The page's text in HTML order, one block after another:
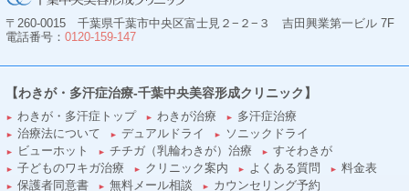
〒260-0015 千葉県千葉市中央区富士見２−２−３ 吉田興業第一ビル 7F
電話番号： 0120-159-147
【わきが・多汗症治療-千葉中央美容形成クリニック】
► わきが・多汗症トップ ► わきが治療 ► 多汗症治療
► 治療法について ► デュアルドライ ► ソニックドライ
► ビューホット ► チチガ（乳輪わきが）治療 ► すそわきが
► 子どものワキガ治療 ► クリニック案内 ► よくある質問 ► 料金表
► 保護者同意書 ► 無料メール相談 ► カウンセリング予約